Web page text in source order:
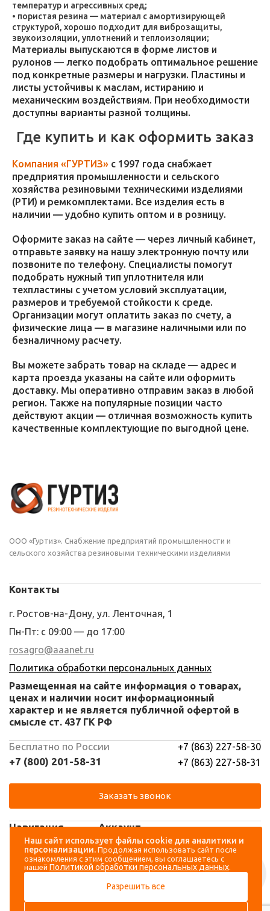
температур и агрессивных сред;
пористая резина — материал с амортизирующей
структурой, хорошо подходит для виброзащиты,
звукоизоляции, уплотнений и теплоизоляции;
Материалы выпускаются в форме листов и
рулонов — легко подобрать оптимальное решение
под конкретные размеры и нагрузки. Пластины и
листы устойчивы к маслам, истиранию и
механическим воздействиям. При необходимости
доступны варианты разной толщины.
Где купить и как оформить заказ
Компания «ГУРТИЗ» с 1997 года снабжает
предприятия промышленности и сельского
хозяйства резиновыми техническими изделиями
(РТИ) и ремкомплектами. Все изделия есть в
наличии — удобно купить оптом и в розницу.
Оформите заказ на сайте — через личный кабинет,
отправьте заявку на нашу электронную почту или
позвоните по телефону. Специалисты помогут
подобрать нужный тип уплотнителя или
техпластины с учетом условий эксплуатации,
размеров и требуемой стойкости к среде.
Организации могут оплатить заказ по счету, а
физические лица — в магазине наличными или по
безналичному расчету.
Вы можете забрать товар на складе — адрес и
карта проезда указаны на сайте или оформить
доставку. Мы оперативно отправим заказ в любой
регион. Также на популярные позиции часто
действуют акции — отличная возможность купить
качественные комплектующие по выгодной цене.
ООО «Гуртиз». Снабжение предприятий промышленности и
сельского хозяйства резиновыми техническими изделиями
Навигация
Каталог
О компании
Доставка и оплата
Аккаунт
Вход
Регистрация
Контакты
г. Ростов-на-Дону, ул. Ленточная, 1
Пн-Пт: с 09:00 — до 17:00
rosagro@aaanet.ru
Политика обработки персональных данных
Размещенная на сайте информация о товарах,
ценах и наличии носит информационный
характер и не является публичной офертой в
смысле ст. 437 ГК РФ
Бесплатно по России
+7 (800) 201-58-31
+7 (863) 227-58-30
+7 (863) 227-58-31
Заказать звонок
Наш сайт использует файлы cookie для аналитики и
персонализации. Продолжая использовать сайт после
ознакомления с этим сообщением, вы соглашаетесь с
нашей Политикой обработки персональных данных.
Разрешить все